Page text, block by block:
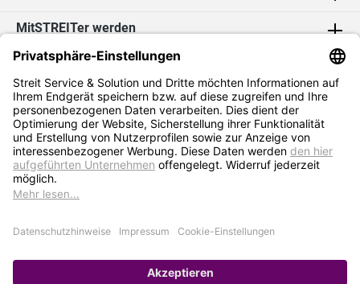
MitSTREITer werden
Kontakt
Social Media
* Alle Preise exkl. MwSt. zzgl.Versandkosten
Impressum